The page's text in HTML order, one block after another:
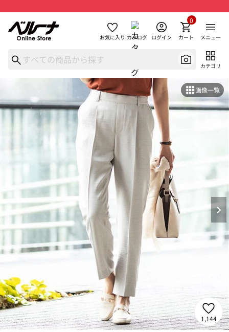
お気に入り カタログ ログイン カート
0
メニュー
カテゴリ
画像一覧
1,144